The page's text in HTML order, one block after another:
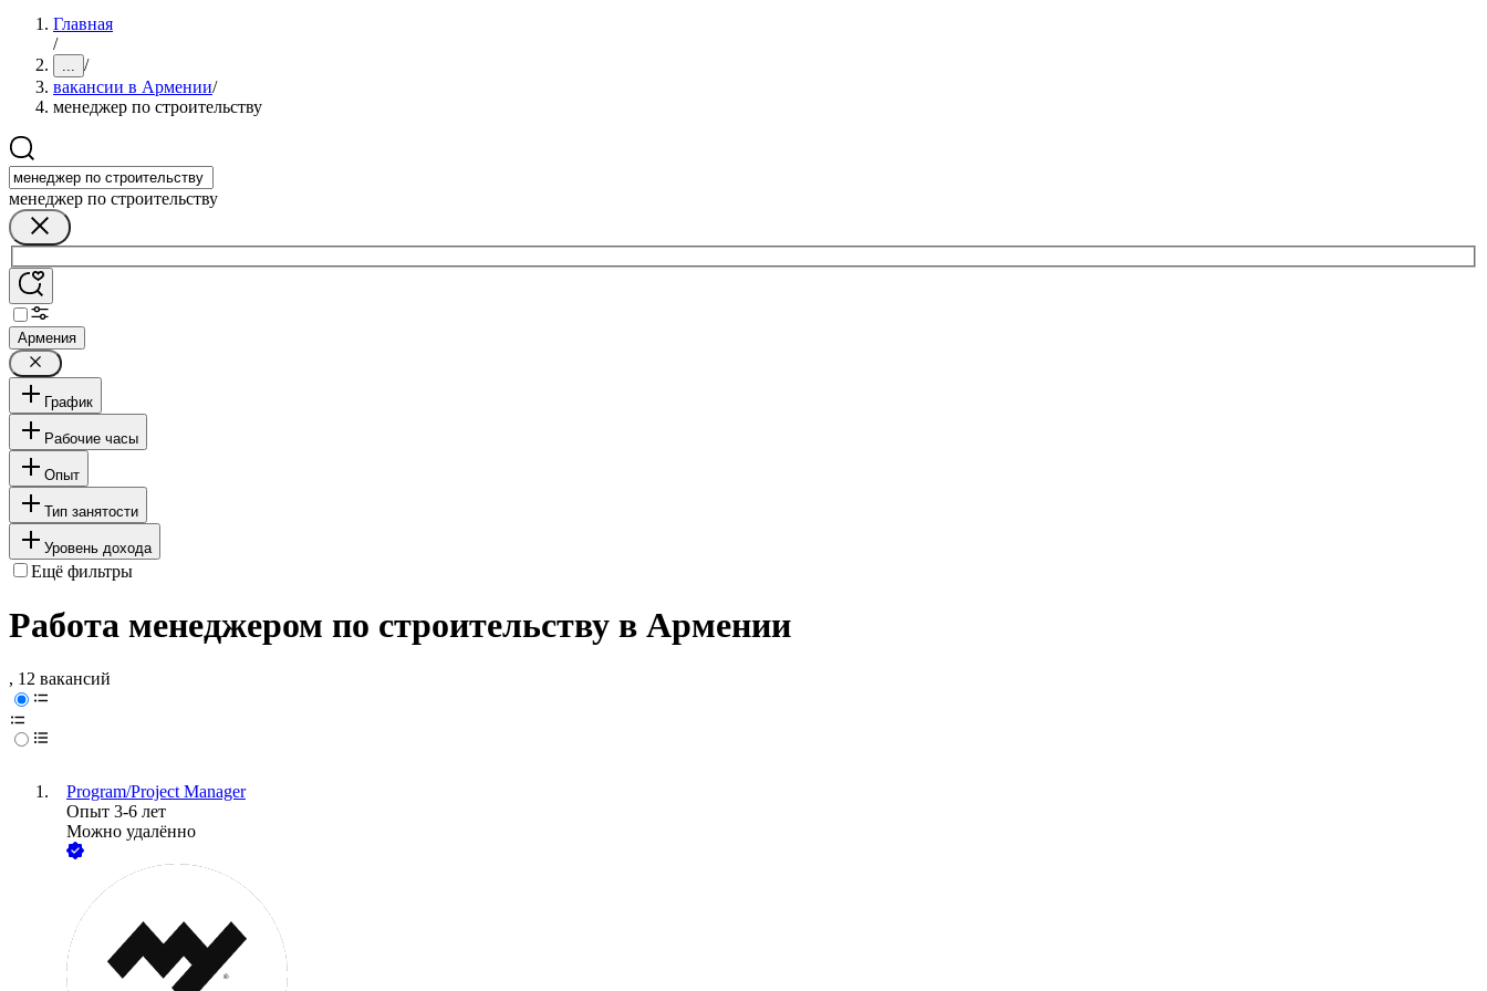
Главная
/
... /
вакансии в Армении/
менеджер по строительству
менеджер по строительству
Армения
График
Рабочие часы
Опыт
Тип занятости
Уровень дохода
Ещё фильтры
Работа менеджером по строительству в Армении
, 12 вакансий
Program/Project Manager
Опыт 3-6 лет
Можно удалённо